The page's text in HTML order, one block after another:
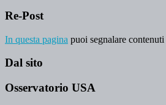
Re-Post
In questa pagina puoi segnalare
Dal sito
Osservatorio USA